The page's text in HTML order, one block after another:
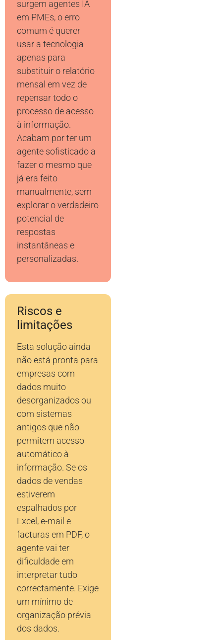
surgem agentes IA
em PMEs, o erro
comum é querer
usar a tecnologia
apenas para
substituir o relatório
mensal em vez de
repensar todo o
processo de acesso
à informação.
Acabam por ter um
agente sofisticado a
fazer o mesmo que
já era feito
manualmente, sem
explorar o verdadeiro
potencial de
respostas
instantâneas e
personalizadas.
Riscos e
limitações
Esta solução ainda
não está pronta para
empresas com
dados muito
desorganizados ou
com sistemas
antigos que não
permitem acesso
automático à
informação. Se os
dados de vendas
estiverem
espalhados por
Excel, e-mail e
facturas em PDF, o
agente vai ter
dificuldade em
interpretar tudo
correctamente. Exige
um mínimo de
organização prévia
dos dados.